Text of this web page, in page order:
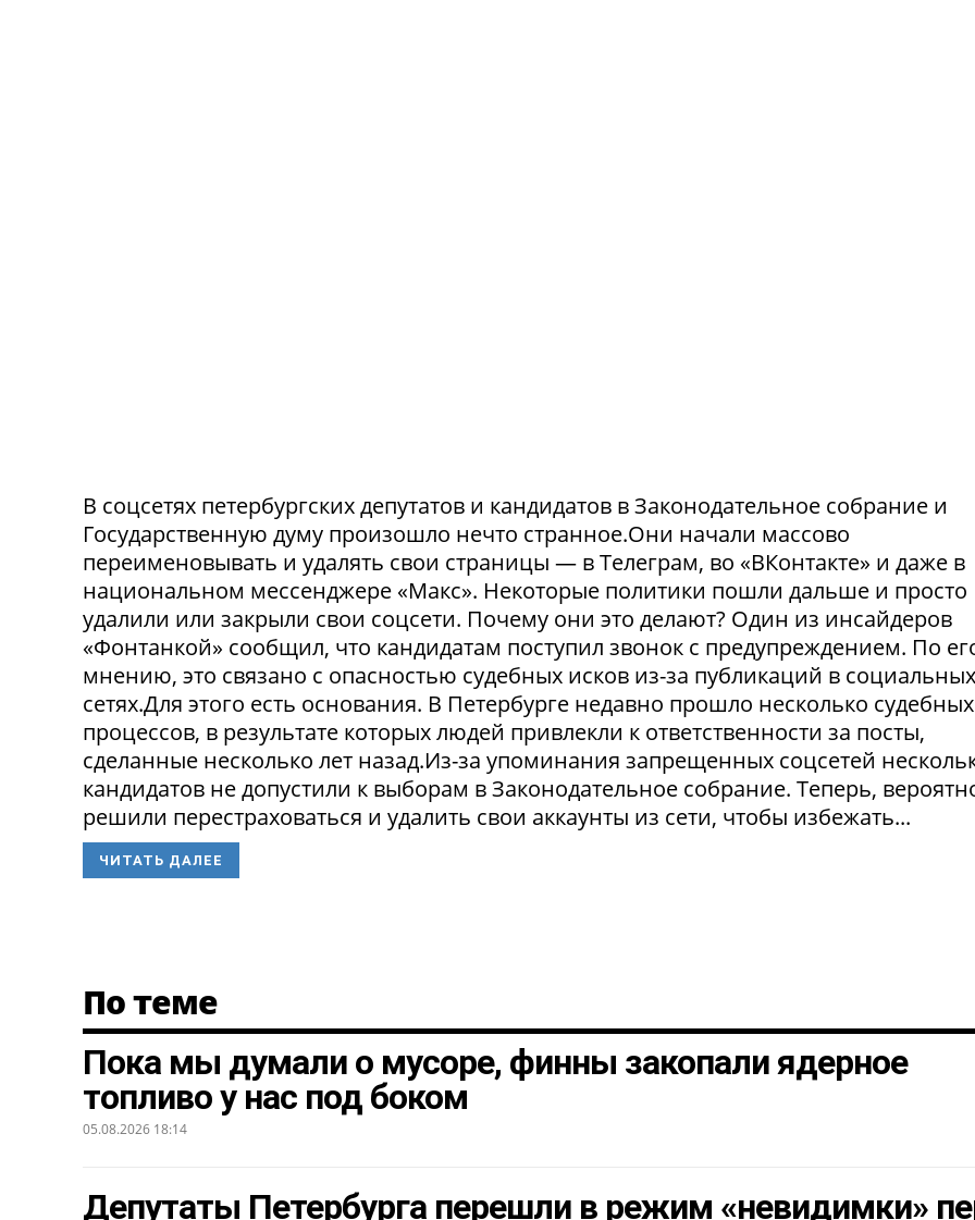
В соцсетях петербургских депутатов и кандидатов в Законодательное собрание и
Государственную думу произошло нечто странное.Они начали массово
переименовывать и удалять свои страницы — в Телеграм, во «ВКонтакте» и даже в
национальном мессенджере «Макс». Некоторые политики пошли дальше и просто
удалили или закрыли свои соцсети. Почему они это делают? Один из инсайдеров
«Фонтанкой» сообщил, что кандидатам поступил звонок с предупреждением. По
мнению, это связано с опасностью судебных исков из-за публикаций в социальных
сетях.Для этого есть основания. В Петербурге недавно прошло несколько судебных
процессов, в результате которых людей привлекли к ответственности за посты,
сделанные несколько лет назад.Из-за упоминания запрещенных соцсетей
кандидатов не допустили к выборам в Законодательное собрание. Теперь,
решили перестраховаться и удалить свои аккаунты из сети, чтобы избежать...
ЧИТАТЬ ДАЛЕЕ
По теме
Пока мы думали о мусоре, финны закопали ядерное
топливо у нас под боком
05.08.2026 18:14
Депутаты Петербурга перешли в режим «невидимки»